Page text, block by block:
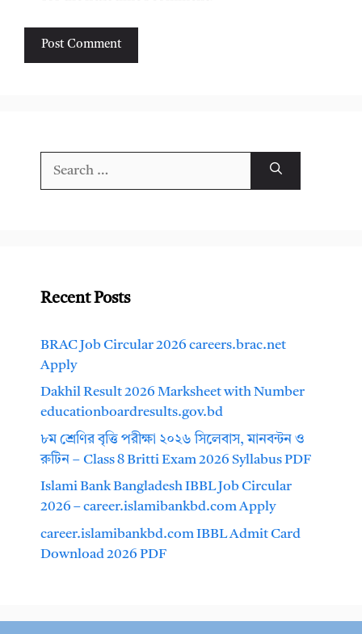
Recent Posts
BRAC Job Circular 2026 careers.brac.net
Apply
Dakhil Result 2026 Marksheet with Number
educationboardresults.gov.bd
৮ম শ্রেণির বৃত্তি পরীক্ষা ২০২৬ সিলেবাস, মানবন্টন ও
রুটিন – Class 8 Britti Exam 2026 Syllabus PDF
Islami Bank Bangladesh IBBL Job Circular
2026 – career.islamibankbd.com Apply
career.islamibankbd.com IBBL Admit Card
Download 2026 PDF